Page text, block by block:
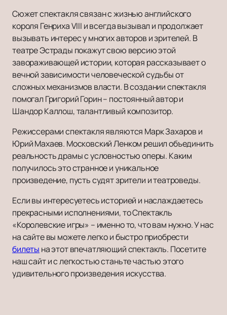
Сюжет спектакля связан с жизнью английского
короля Генриха VIII и всегда вызывал и продолжает
вызывать интерес у многих авторов и зрителей. В
театре Эстрады покажут свою версию этой
завораживающей истории, которая рассказывает о
вечной зависимости человеческой судьбы от
сложных механизмов власти. В создании спектакля
помогал Григорий Горин – постоянный автор и
Шандор Каллош, талантливый композитор.
Режиссерами спектакля являются Марк Захаров и
Юрий Махаев. Московский Ленком решил объединить
реальность драмы с условностью оперы. Каким
получилось это странное и уникальное
произведение, пусть судят зрители и театроведы.
Если вы интересуетесь историей и наслаждаетесь
прекрасными исполнениями, то Спектакль
«Королевские игры» – именно то, что вам нужно. У нас
на сайте вы можете легко и быстро приобрести
билеты на этот впечатляющий спектакль. Посетите
наш сайт и с легкостью станьте частью этого
удивительного произведения искусства.